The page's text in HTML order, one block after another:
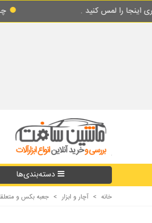
کنید . چت آنلاین
دسته‌بندی‌ها
خانه > آچار و ابزار > جعبه بکس و